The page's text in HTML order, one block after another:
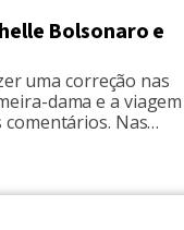
Bolsonaro e
uma correção nas
dama e a viagem
comentários. Nas